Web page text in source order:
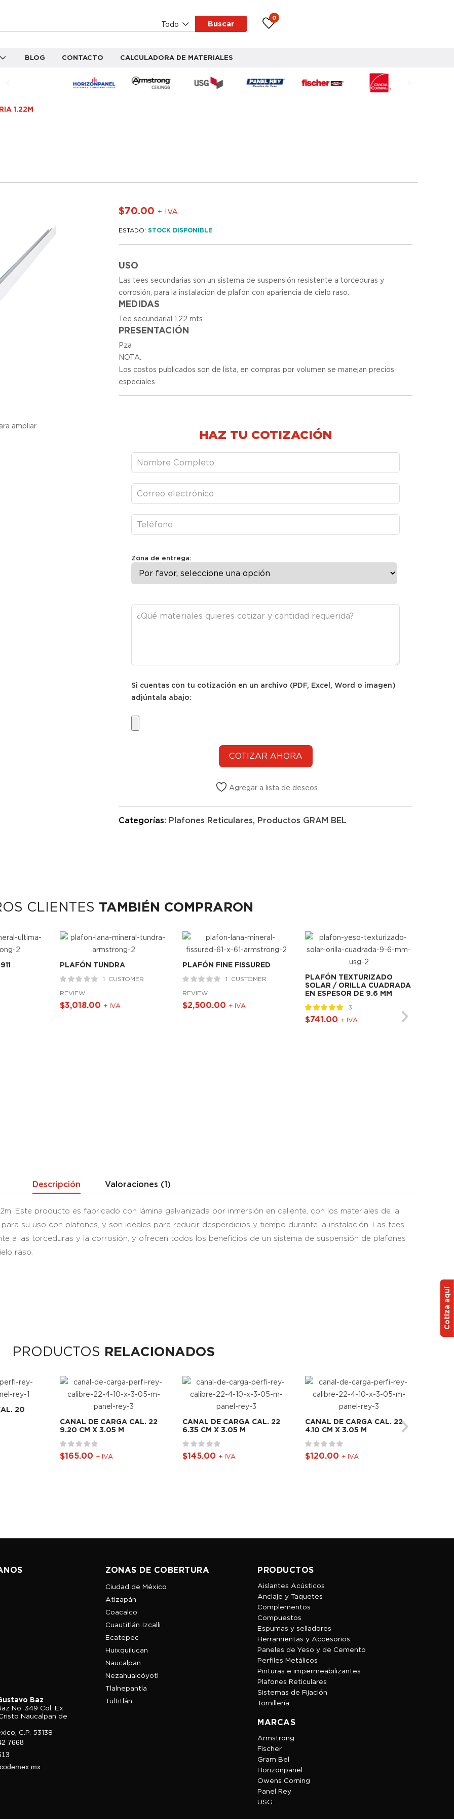
Todo Buscar
0
BLOG CONTACTO CALCULADORA DE MATERIALES
1.22M
ampliar
$70.00 + IVA
ESTADO: STOCK DISPONIBLE
USO
Las tees secundarias son un sistema de suspensión resistente a torceduras y
corrosión, para la instalación de plafón con apariencia de cielo raso.
MEDIDAS
Tee secundarial 1.22 mts
PRESENTACIÓN
Pza
NOTA:
Los costos publicados son de lista, en compras por volumen se manejan precios
especiales.
HAZ TU COTIZACIÓN
Zona de entrega:
Si cuentas con tu cotización en un archivo (PDF, Excel, Word o imagen)
adjúntala abajo:
Agregar a lista de deseos
Categorías: Plafones Reticulares, Productos GRAM BEL
CLIENTES TAMBIÉN COMPRARON
PLAFÓN TUNDRA
1 CUSTOMER
REVIEW
$3,018.00 + IVA
PLAFÓN FINE FISSURED
1 CUSTOMER
REVIEW
$2,500.00 + IVA
PLAFÓN TEXTURIZADO
SOLAR / ORILLA CUADRADA
EN ESPESOR DE 9.6 MM
Valorado5.00
sobre 5 basado
1
3
$741.00 + IVA
Descripción Valoraciones (1)
Este producto es fabricado con lámina galvanizada por inmersión en caliente, con los materiales de la
su uso con plafones, y son ideales para reducir desperdicios y tiempo durante la instalación. Las tees
a las torceduras y la corrosión, y ofrecen todos los beneficios de un sistema de suspensión de plafones
raso.
PRODUCTOS RELACIONADOS
20
CANAL DE CARGA CAL. 22
9.20 CM X 3.05 M
$165.00 + IVA
CANAL DE CARGA CAL. 22
6.35 CM X 3.05 M
$145.00 + IVA
CANAL DE CARGA CAL. 22
4.10 CM X 3.05 M
$120.00 + IVA
Baz
No. 349 Col. Ex
Naucalpan de
C.P. 53138
7668
ZONAS DE COBERTURA
Ciudad de México
Atizapán
Coacalco
Cuautitlán Izcalli
Ecatepec
Huixquilucan
Naucalpan
Nezahualcóyotl
Tlalnepantla
Tultitlán
PRODUCTOS
Aislantes Acústicos
Anclaje y Taquetes
Complementos
Compuestos
Espumas y selladores
Herramientas y Accesorios
Paneles de Yeso y de Cemento
Perfiles Metálicos
Pinturas e impermeabilizantes
Plafones Reticulares
Sistemas de Fijación
Tornillería
MARCAS
Armstrong
Fischer
Gram Bel
Horizonpanel
Owens Corning
Panel Rey
USG
Cotiza aquí